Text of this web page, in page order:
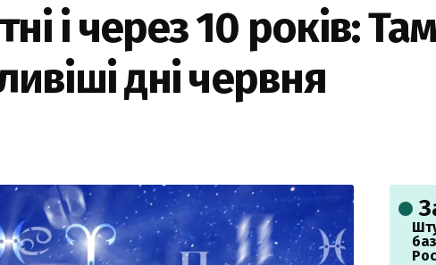
і через 10 років:
дні червня